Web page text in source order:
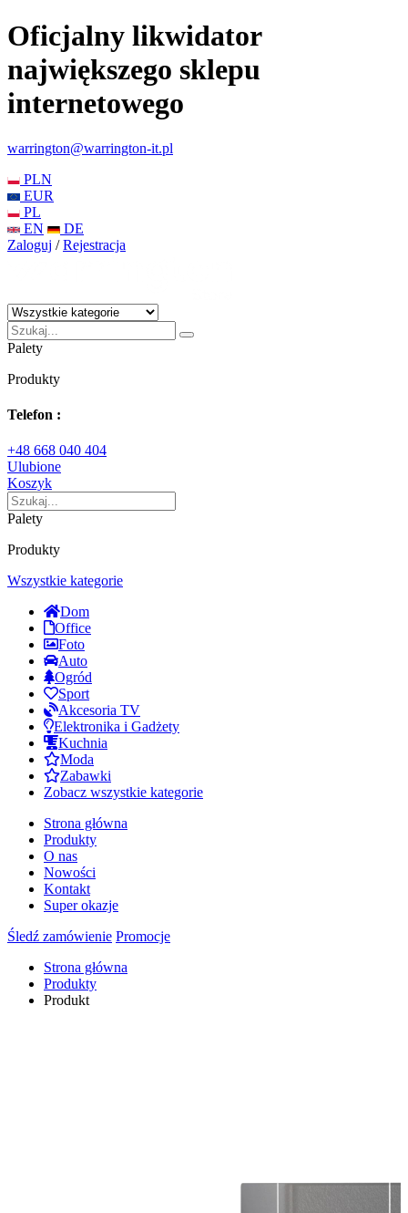
Oficjalny likwidator
największego sklepu
internetowego
warrington@warrington-it.pl
PLN
EUR
PL
EN
DE
Zaloguj / Rejestracja
Palety
Produkty
Telefon :
+48 668 040 404
Ulubione
Koszyk
Palety
Produkty
Wszystkie kategorie
Dom
Office
Foto
Auto
Ogród
Sport
Akcesoria TV
Elektronika i Gadżety
Kuchnia
Moda
Zabawki
Zobacz wszystkie kategorie
Strona główna
Produkty
O nas
Nowości
Kontakt
Super okazje
Śledź zamówienie Promocje
Strona główna
Produkty
Produkt